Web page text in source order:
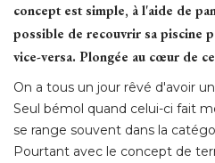
concept est simple, à l'aide de
possible de recouvrir sa piscine
vice-versa. Plongée au cœur de
On a tous un jour rêvé d'avoir
Seul bémol quand celui-ci fait
se range souvent dans la
Pourtant avec le concept de